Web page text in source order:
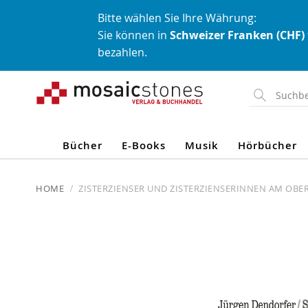
Bitte wählen Sie Ihre Währung:
Sie können in Schweizer Franken (CHF)
bezahlen.
Direkt
zum
Bücher E-Books Musik Hörbücher
HOME ZISTERZIENSER UND ZISTERZIENSERINNEN AM